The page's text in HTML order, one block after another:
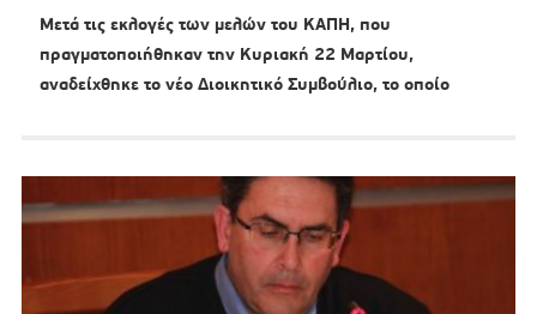
Μετά τις εκλογές των μελών του ΚΑΠΗ, που
πραγματοποιήθηκαν την Κυριακή 22 Μαρτίου,
αναδείχθηκε το νέο Διοικητικό Συμβούλιο, το οποίο